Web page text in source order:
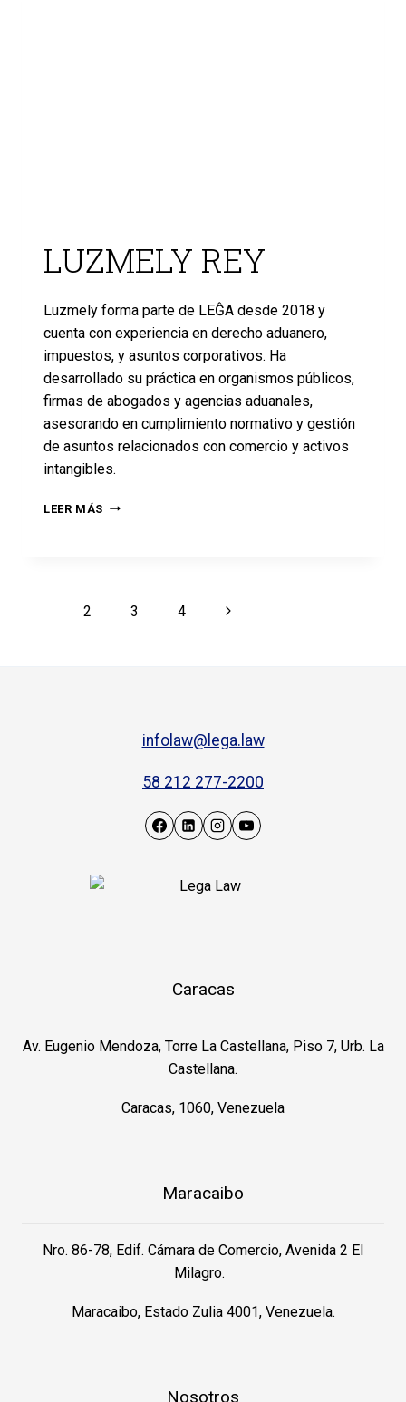
LUZMELY REY
Luzmely forma parte de LEĜA desde 2018 y
cuenta con experiencia en derecho aduanero,
impuestos, y asuntos corporativos. Ha
desarrollado su práctica en organismos públicos,
firmas de abogados y agencias aduanales,
asesorando en cumplimiento normativo y gestión
de asuntos relacionados con comercio y activos
intangibles.
LEER MÁS
2 3 4
infolaw@lega.law
58 212 277-2200
Caracas
Av. Eugenio Mendoza, Torre La Castellana, Piso 7, Urb. La
Castellana.
Caracas, 1060, Venezuela
Maracaibo
Nro. 86-78, Edif. Cámara de Comercio, Avenida 2 El
Milagro.
Maracaibo, Estado Zulia 4001, Venezuela.
Nosotros